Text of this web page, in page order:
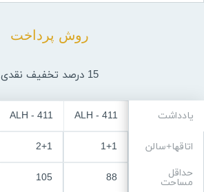
روش پرداخت
15 درصد تخفیف نقدی
یادداشت
اتاقها+سالن
حداقل
مساحت
ALH - 411
1+1
88
ALH - 411
2+1
105